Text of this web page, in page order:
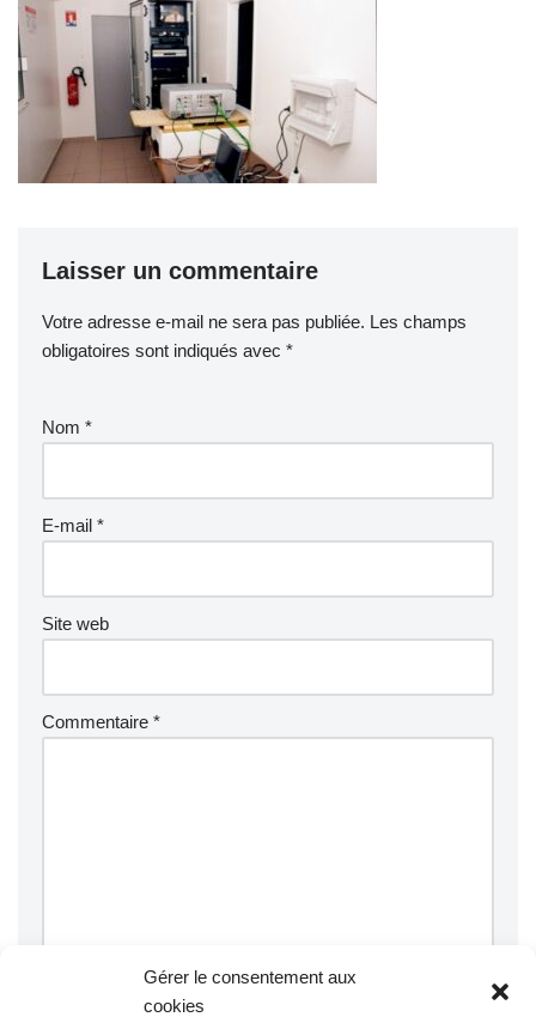
Gérer le consentement aux
cookies
Laisser un commentaire
Votre adresse e-mail ne sera pas publiée. Les champs
obligatoires sont indiqués avec *
Nom *
E-mail *
Site web
Commentaire *